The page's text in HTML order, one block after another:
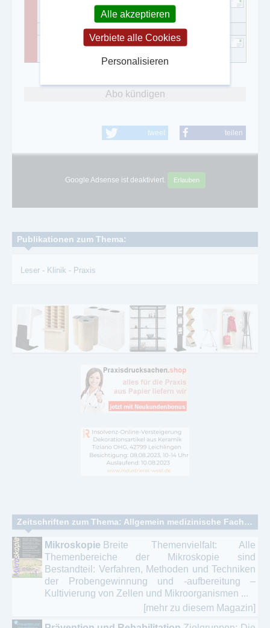
Christian Graßl
Christian Graßl
Abo kündigen
tweet teilen
Google Adsense ist deaktiviert. Erlauben
Publikationen zum Thema:
Leser - Klinik - Praxis
Zeitschriften zum Thema: Allgemein medizinische Fachzeitschriften
Mikroskopie Breite Themenvielfalt: Alle
Themenbereiche der Mikroskopie sind
Bestandteil: Verfahren, Methoden und Techniken
der Probengewinnung und -aufbereitung –
Kultivierung von Zellen und Mikroorganismen ...
[mehr zu diesem Magazin]
Alle akzeptieren
Verbiete alle Cookies
Personalisieren